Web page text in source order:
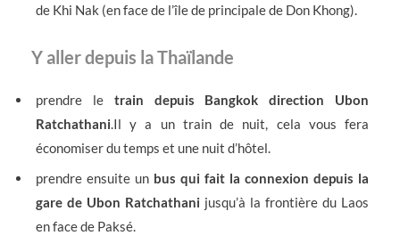
de Khi Nak (en face de l’île de principale de Don Khong).
Y aller depuis la Thaïlande
prendre letrain depuis Bangkok
direction Ubon
Ratchathani.Il y a un train de nuit, cela vous fera
économiser du temps et une nuit d’hôtel.
prendre ensuite un bus qui fait la connexion depuis la
gare de Ubon Ratchathani jusqu’à la frontière du Laos
en face de Paksé.